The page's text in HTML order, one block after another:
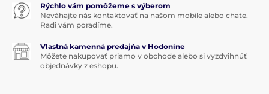
Rýchlo vám pomôžeme s výberom
Neváhajte nás kontaktovať na našom mobile alebo chate.
Radi vám poradíme.
Vlastná kamenná predajňa v Hodoníne
Môžete nakupovať priamo v obchode alebo si vyzdvihnúť
objednávky z eshopu.